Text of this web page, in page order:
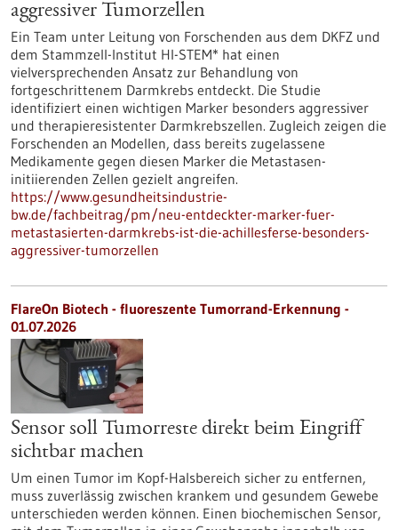
aggressiver Tumorzellen
Ein Team unter Leitung von Forschenden aus dem DKFZ und
dem Stammzell-Institut HI-STEM* hat einen
vielversprechenden Ansatz zur Behandlung von
fortgeschrittenem Darmkrebs entdeckt. Die Studie
identifiziert einen wichtigen Marker besonders aggressiver
und therapieresistenter Darmkrebszellen. Zugleich zeigen die
Forschenden an Modellen, dass bereits zugelassene
Medikamente gegen diesen Marker die Metastasen-
initiierenden Zellen gezielt angreifen.
https://www.gesundheitsindustrie-
bw.de/fachbeitrag/pm/neu-entdeckter-marker-fuer-
metastasierten-darmkrebs-ist-die-achillesferse-besonders-
aggressiver-tumorzellen
FlareOn Biotech - fluoreszente Tumorrand-Erkennung -
01.07.2026
Sensor soll Tumorreste direkt beim Eingriff
sichtbar machen
Um einen Tumor im Kopf-Halsbereich sicher zu entfernen,
muss zuverlässig zwischen krankem und gesundem Gewebe
unterschieden werden können. Einen biochemischen Sensor,